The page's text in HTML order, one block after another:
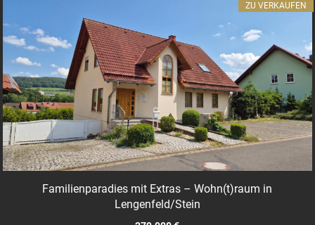
Familienparadies mit Extras – Wohn(t)raum in
Lengenfeld/Stein
ZU VERKAUFEN